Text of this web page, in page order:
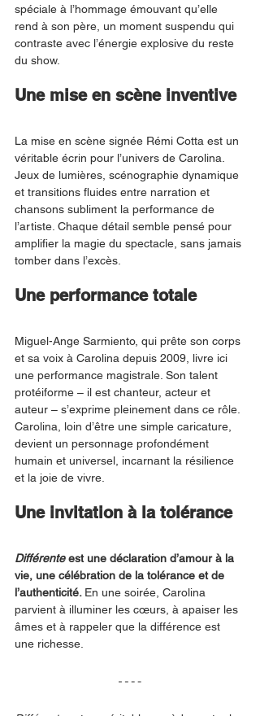
spéciale à l’hommage émouvant qu’elle
rend à son père, un moment suspendu qui
contraste avec l’énergie explosive du reste
du show.
Une mise en scène inventive
La mise en scène signée Rémi Cotta est un
véritable écrin pour l’univers de Carolina.
Jeux de lumières, scénographie dynamique
et transitions fluides entre narration et
chansons subliment la performance de
l’artiste. Chaque détail semble pensé pour
amplifier la magie du spectacle, sans jamais
tomber dans l’excès.
Une performance totale
Miguel-Ange Sarmiento, qui prête son corps
et sa voix à Carolina depuis 2009, livre ici
une performance magistrale. Son talent
protéiforme – il est chanteur, acteur et
auteur – s’exprime pleinement dans ce rôle.
Carolina, loin d’être une simple caricature,
devient un personnage profondément
humain et universel, incarnant la résilience
et la joie de vivre.
Une invitation à la tolérance
Différente est une déclaration d’amour à la
vie, une célébration de la tolérance et de
l’authenticité. En une soirée, Carolina
parvient à illuminer les cœurs, à apaiser les
âmes et à rappeler que la différence est
une richesse.